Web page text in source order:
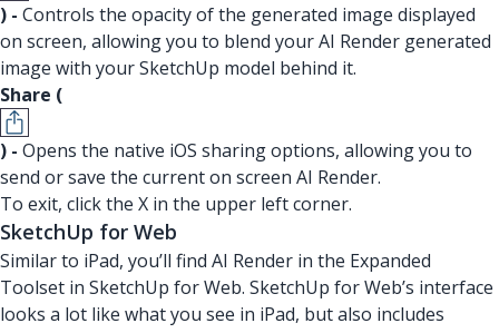
) - Controls the opacity of the generated image displayed
on screen, allowing you to blend your AI Render generated
image with your SketchUp model behind it.
Share (
) - Opens the native iOS sharing options, allowing you to
send or save the current on screen AI Render.
To exit, click the X in the upper left corner.
SketchUp for Web
Similar to iPad, you’ll find AI Render in the Expanded
Toolset in SketchUp for Web. SketchUp for Web’s interface
looks a lot like what you see in iPad, but also includes